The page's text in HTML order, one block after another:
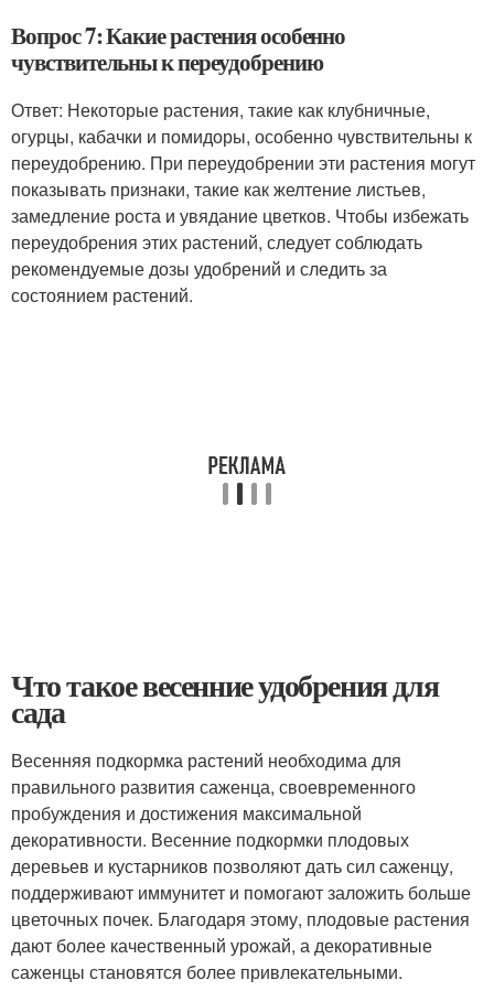
Вопрос 7: Какие растения особенно
чувствительны к переудобрению
Ответ: Некоторые растения, такие как клубничные,
огурцы, кабачки и помидоры, особенно чувствительны к
переудобрению. При переудобрении эти растения могут
показывать признаки, такие как желтение листьев,
замедление роста и увядание цветков. Чтобы избежать
переудобрения этих растений, следует соблюдать
рекомендуемые дозы удобрений и следить за
состоянием растений.
Что такое весенние удобрения для
сада
Весенняя подкормка растений необходима для
правильного развития саженца, своевременного
пробуждения и достижения максимальной
декоративности. Весенние подкормки плодовых
деревьев и кустарников позволяют дать сил саженцу,
поддерживают иммунитет и помогают заложить больше
цветочных почек. Благодаря этому, плодовые растения
дают более качественный урожай, а декоративные
саженцы становятся более привлекательными.